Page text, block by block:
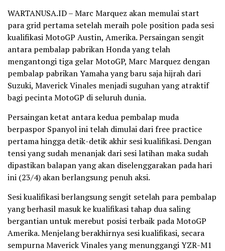
WARTANUSA.ID – Marc Marquez akan memulai start
para grid pertama setelah meraih pole position pada sesi
kualifikasi MotoGP Austin, Amerika. Persaingan sengit
antara pembalap pabrikan Honda yang telah
mengantongi tiga gelar MotoGP, Marc Marquez dengan
pembalap pabrikan Yamaha yang baru saja hijrah dari
Suzuki, Maverick Vinales menjadi suguhan yang atraktif
bagi pecinta MotoGP di seluruh dunia.
Persaingan ketat antara kedua pembalap muda
berpaspor Spanyol ini telah dimulai dari free practice
pertama hingga detik-detik akhir sesi kualifikasi. Dengan
tensi yang sudah menanjak dari sesi latihan maka sudah
dipastikan balapan yang akan diselenggarakan pada hari
ini (23/4) akan berlangsung penuh aksi.
Sesi kualifikasi berlangsung sengit setelah para pembalap
yang berhasil masuk ke kualifikasi tahap dua saling
bergantian untuk merebut posisi terbaik pada MotoGP
Amerika. Menjelang berakhirnya sesi kualifikasi, secara
sempurna Maverick Vinales yang menunggangi YZR-M1